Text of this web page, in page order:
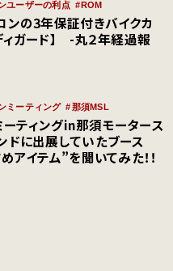
ユーザーの利点
ROM
ンの3年保証付きバイクカ
ィガード】 -丸２年経過報
ミーティング 那須MSL
ティングin那須モータース
ドに出展していたブース
アイテム”を聞いてみた！！